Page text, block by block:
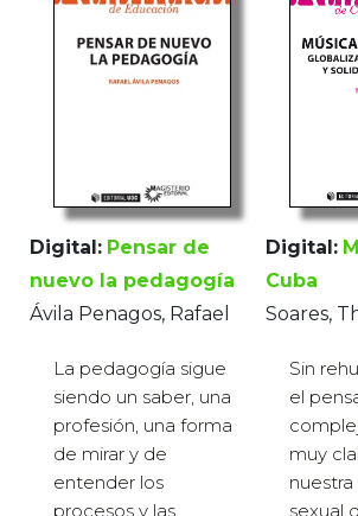
Digital: Pensar de
nuevo la pedagogía
Ávila Penagos, Rafael
La pedagogía sigue
siendo un saber, una
profesión, una forma
de mirar y de
entender los
procesos y las
Digital:
Cuba
Soares,
Sin
el
muy
sexual